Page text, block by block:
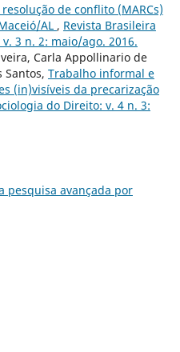
de conflito (MARCs)
AL , Revista Brasileira
3 n. 2: maio/ago. 2016.
Carla Appollinario de
Santos, Trabalho informal e
(in)visíveis da precarização
do Direito: v. 4 n. 3:
pesquisa avançada por